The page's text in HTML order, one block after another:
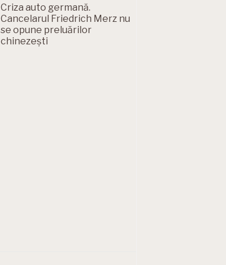
Criza auto germană.
Cancelarul Friedrich Merz nu
se opune preluărilor
chinezești